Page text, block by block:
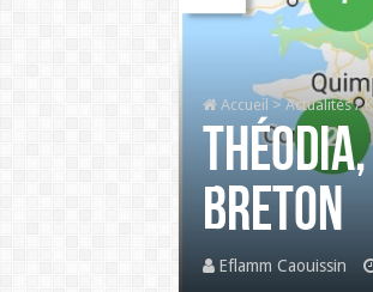
Accueil > Actualités /
breton
Eflamm Caouissin